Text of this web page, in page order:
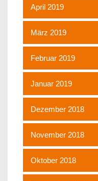
April 2019
März 2019
Februar 2019
Januar 2019
Dezember 2018
November 2018
Oktober 2018